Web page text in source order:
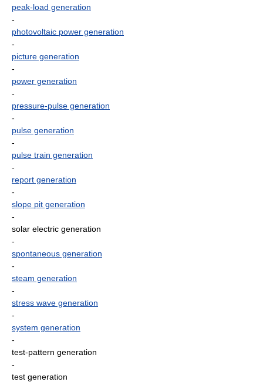
peak-load generation
-
photovoltaic power generation
-
picture generation
-
power generation
-
pressure-pulse generation
-
pulse generation
-
pulse train generation
-
report generation
-
slope pit generation
-
solar electric generation
-
spontaneous generation
-
steam generation
-
stress wave generation
-
system generation
-
test-pattern generation
-
test generation